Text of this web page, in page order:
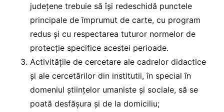
județene trebuie să își redeschidă punctele
principale de împrumut de carte, cu program
redus și cu respectarea tuturor normelor de
protecție specifice acestei perioade.
Activităţile de cercetare ale cadrelor didactice
şi ale cercetărilor din institutii, în special în
domeniul ştiințelor umaniste şi sociale, să se
poată desfăşura şi de la domiciliu;